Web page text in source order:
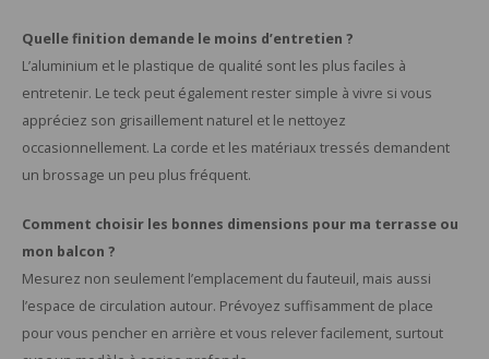
Quelle finition demande le moins d’entretien ?
L’aluminium et le plastique de qualité sont les plus faciles à
entretenir. Le teck peut également rester simple à vivre si vous
appréciez son grisaillement naturel et le nettoyez
occasionnellement. La corde et les matériaux tressés demandent
un brossage un peu plus fréquent.
Comment choisir les bonnes dimensions pour ma terrasse ou
mon balcon ?
Mesurez non seulement l’emplacement du fauteuil, mais aussi
l’espace de circulation autour. Prévoyez suffisamment de place
pour vous pencher en arrière et vous relever facilement, surtout